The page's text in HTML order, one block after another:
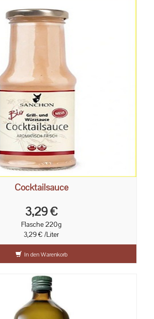
Cocktailsauce
3,29 €
Flasche 220g
3,29 € /Liter
In den Warenkorb